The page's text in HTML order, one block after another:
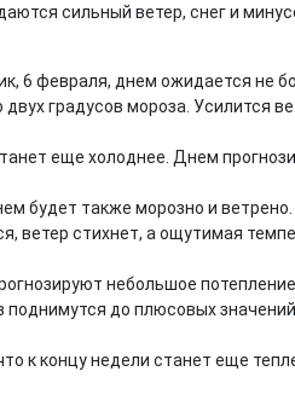
сильный ветер, снег и
6 февраля, днем ожидается не
двух градусов мороза. Усилится
еще холоднее. Днем
будет также морозно и
ветер стихнет, а ощутимая
небольшое
поднимутся до плюсовых значений.
к концу недели станет еще